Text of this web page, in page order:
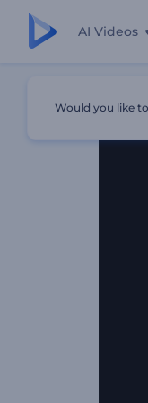
AI Videos
Would you like